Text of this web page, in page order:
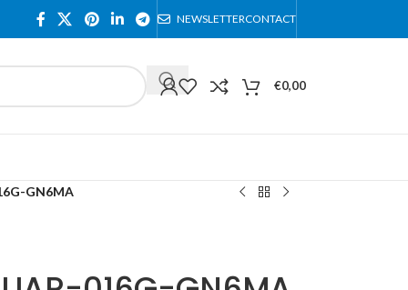
NEWSLETTERCONTACT
€0,00
GN6MA